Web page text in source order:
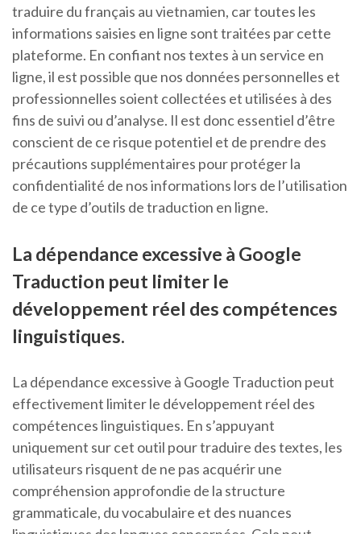
traduire du français au vietnamien, car toutes les
informations saisies en ligne sont traitées par cette
plateforme. En confiant nos textes à un service en
ligne, il est possible que nos données personnelles et
professionnelles soient collectées et utilisées à des
fins de suivi ou d’analyse. Il est donc essentiel d’être
conscient de ce risque potentiel et de prendre des
précautions supplémentaires pour protéger la
confidentialité de nos informations lors de l’utilisation
de ce type d’outils de traduction en ligne.
La dépendance excessive à Google
Traduction peut limiter le
développement réel des compétences
linguistiques.
La dépendance excessive à Google Traduction peut
effectivement limiter le développement réel des
compétences linguistiques. En s’appuyant
uniquement sur cet outil pour traduire des textes, les
utilisateurs risquent de ne pas acquérir une
compréhension approfondie de la structure
grammaticale, du vocabulaire et des nuances